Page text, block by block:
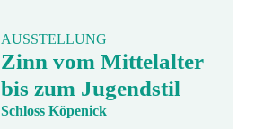
AUSSTELLUNG
Zinn vom Mittelalter
bis zum Jugendstil
Schloss Köpenick